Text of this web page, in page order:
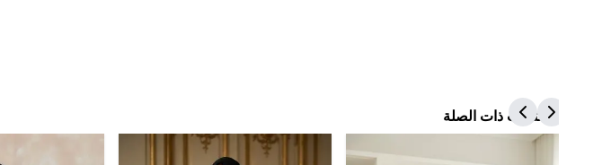
المنتجات ذات الصلة